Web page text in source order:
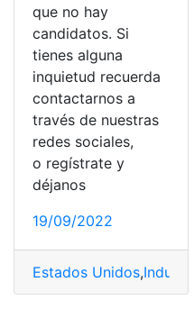
que no hay
candidatos. Si
tienes alguna
inquietud recuerda
contactarnos a
través de nuestras
redes sociales,
o regístrate y
déjanos
19/09/2022
Estados Unidos,Industria